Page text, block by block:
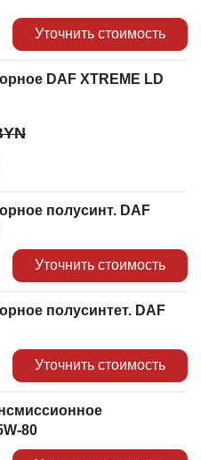
Уточнить стоимость
DAF XTREME LD
4 750,00 BYN.
полусинт. DAF
Уточнить стоимость
полусинтет. DAF
Уточнить стоимость
80